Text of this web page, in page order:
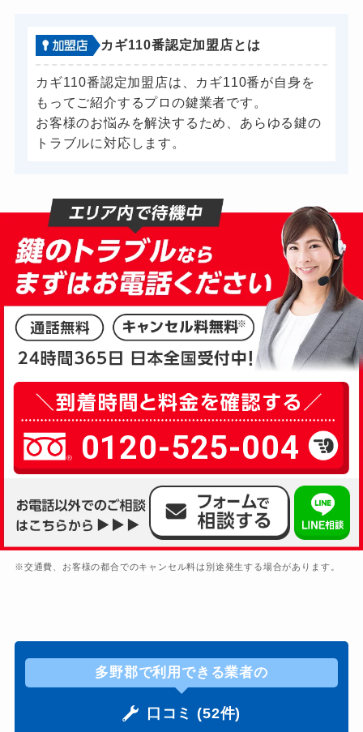
カギ110番認定加盟店とは
カギ110番認定加盟店は、カギ110番が自身を
もってご紹介するプロの鍵業者です。
お客様のお悩みを解決するため、あらゆる鍵の
トラブルに対応します。
0120-525-004
※交通費、お客様の都合でのキャンセル料は別途発生する場合があります。
多野郡で利用できる業者の
口コミ (52件)